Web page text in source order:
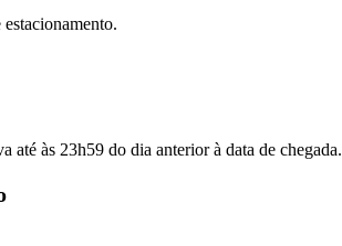
até às 23h59 do dia anterior à data de chegada.